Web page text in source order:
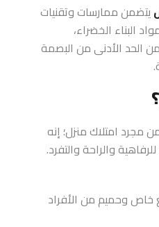
يتضمن ممارسات وتقنيات
البناء الخضراء،
الحد الأدنى من البصمة
مجرد امتلاك منزل؛ إنه
والراحة والتفرد.
وحميم من الأفراد